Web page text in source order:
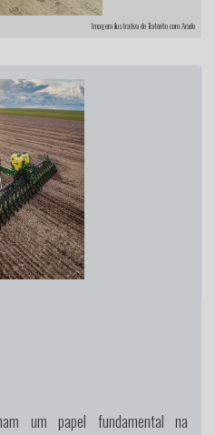
Imagem ilustrativa de Tratorito com Arado
um papel fundamental na